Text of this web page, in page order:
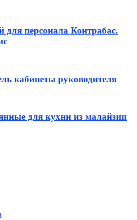
для персонала Контрабас.
кабинеты руководителя
для кухни из малайзии